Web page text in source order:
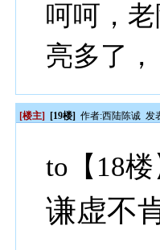
呵呵，
亮多了，
[楼主] [19楼] 作者:西陆陈诚 发
to【18楼
谦虚不